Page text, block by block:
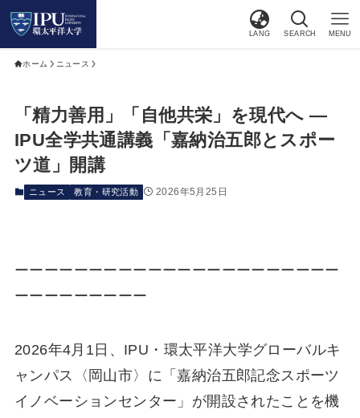
LANG SEARCH MENU
ホーム ニュース
「精力善用」「自他共栄」を現代へ ―
IPU全学共通講義「嘉納治五郎とスポー
ツ道」開講
ニュース 教育・研究活動 2026年5月25日
ーーーーーーーーーーーーーーーーーーーーーー
ーーーーーーーーー
2026年4月1日、IPU・環太平洋大学グローバルキ
ャンパス〈岡山市〉に「嘉納治五郎記念スポーツ
イノベーションセンター」が開設されたことを機